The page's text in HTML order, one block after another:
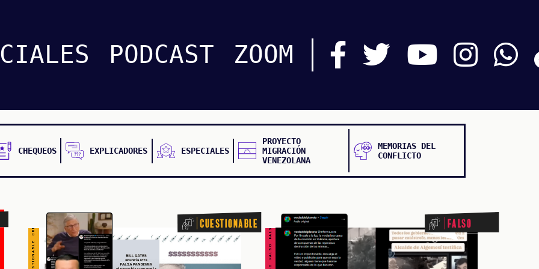
PODCAST ZOOM
CHEQUEOS EXPLICADORES ESPECIALES
PROYECTO
MIGRACIÓN
VENEZOLANA
MEMORIAS DEL
CONFLICTO
CUESTIONABLE CUESTIONABLE CUESTIONABLE CUESTIONABLE CUESTIONABLE CUESTIONABLE CUESTIONABLE Cuestionable Falso